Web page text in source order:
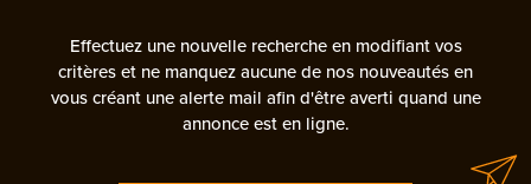
Effectuez une nouvelle recherche en modifiant vos
critères et ne manquez aucune de nos nouveautés en
vous créant une alerte mail afin d'être averti quand une
annonce est en ligne.